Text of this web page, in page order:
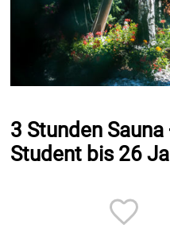
3 Stunden
Student bis 26